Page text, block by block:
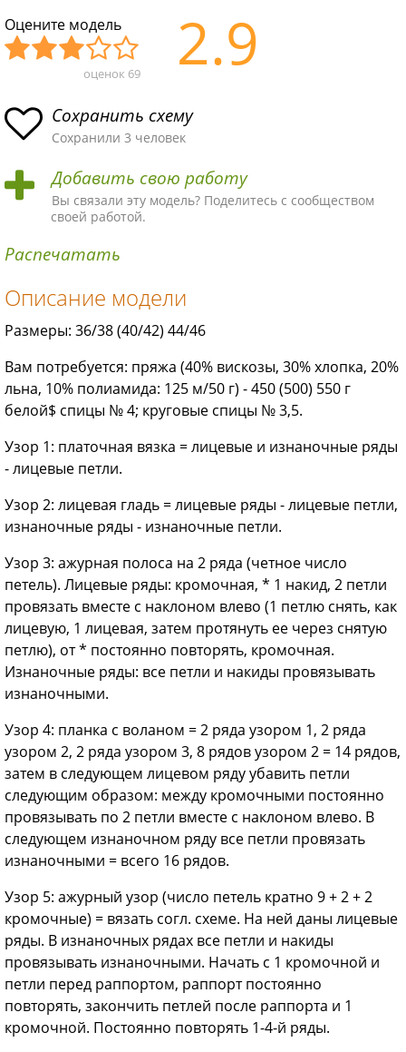
Оцените модель
асн
ая
ма
пло
хая
ма
ыч
ная
ма
Хор
ая
ма
Отл
ая
ма!
оценок 69 2.9
Сохранить схему
Сохранили 3 человек
Добавить свою работу
Вы связали эту модель? Поделитесь с сообществом
своей работой.
Распечатать
Описание модели
Размеры: 36/38 (40/42) 44/46
Вам потребуется: пряжа (40% вискозы, 30% хлопка, 20%
льна, 10% полиамида: 125 м/50 г) - 450 (500) 550 г
белой$ спицы № 4; круговые спицы № 3,5.
Узор 1: платочная вязка = лицевые и изнаночные ряды
- лицевые петли.
Узор 2: лицевая гладь = лицевые ряды - лицевые петли,
изнаночные ряды - изнаночные петли.
Узор 3: ажурная полоса на 2 ряда (четное число
петель). Лицевые ряды: кромочная, * 1 накид, 2 петли
провязать вместе с наклоном влево (1 петлю снять, как
лицевую, 1 лицевая, затем протянуть ее через снятую
петлю), от * постоянно повторять, кромочная.
Изнаночные ряды: все петли и накиды провязывать
изнаночными.
Узор 4: планка с воланом = 2 ряда узором 1, 2 ряда
узором 2, 2 ряда узором 3, 8 рядов узором 2 = 14 рядов,
затем в следующем лицевом ряду убавить петли
следующим образом: между кромочными постоянно
провязывать по 2 петли вместе с наклоном влево. В
следующем изнаночном ряду все петли провязать
изнаночными = всего 16 рядов.
Узор 5: ажурный узор (число петель кратно 9 + 2 + 2
кромочные) = вязать согл. схеме. На ней даны лицевые
ряды. В изнаночных рядах все петли и накиды
провязывать изнаночными. Начать с 1 кромочной и
петли перед раппортом, раппорт постоянно
повторять, закончить петлей после раппорта и 1
кромочной. Постоянно повторять 1-4-й ряды.